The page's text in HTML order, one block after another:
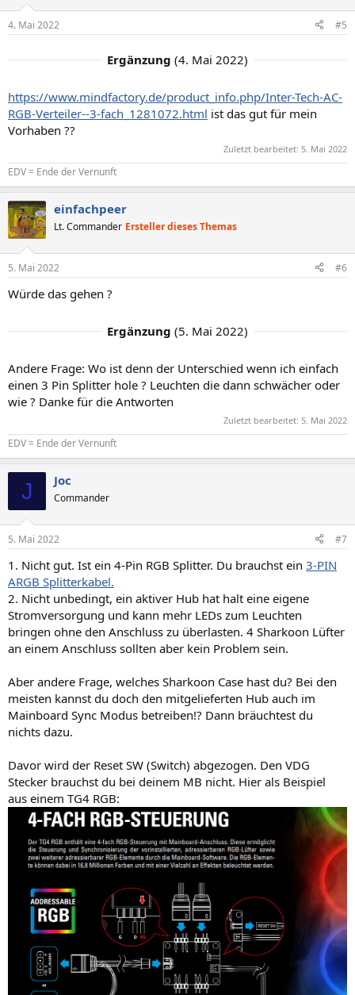
e
4. Mai 2022 #5
Ergänzung (4. Mai 2022)
https://www.mindfactory.de/product_info.php/Inter-Tech-AC-
RGB-Verteiler--3-fach_1281072.html ist das gut für mein
Vorhaben ??
Zuletzt bearbeitet: 5. Mai 2022
EDV = Ende der Vernunft
einfachpeer
Lt. Commander Ersteller dieses Themas
5. Mai 2022 #6
Würde das gehen ?
Ergänzung (5. Mai 2022)
Andere Frage: Wo ist denn der Unterschied wenn ich einfach
einen 3 Pin Splitter hole ? Leuchten die dann schwächer oder
wie ? Danke für die Antworten
Zuletzt bearbeitet: 5. Mai 2022
EDV = Ende der Vernunft
J Joc
Commander
5. Mai 2022 #7
1. Nicht gut. Ist ein 4-Pin RGB Splitter. Du brauchst ein 3-PIN
ARGB Splitterkabel.
2. Nicht unbedingt, ein aktiver Hub hat halt eine eigene
Stromversorgung und kann mehr LEDs zum Leuchten
bringen ohne den Anschluss zu überlasten. 4 Sharkoon Lüfter
an einem Anschluss sollten aber kein Problem sein.
Aber andere Frage, welches Sharkoon Case hast du? Bei den
meisten kannst du doch den mitgelieferten Hub auch im
Mainboard Sync Modus betreiben!? Dann bräuchtest du
nichts dazu.
Davor wird der Reset SW (Switch) abgezogen. Den VDG
Stecker brauchst du bei deinem MB nicht. Hier als Beispiel
aus einem TG4 RGB: